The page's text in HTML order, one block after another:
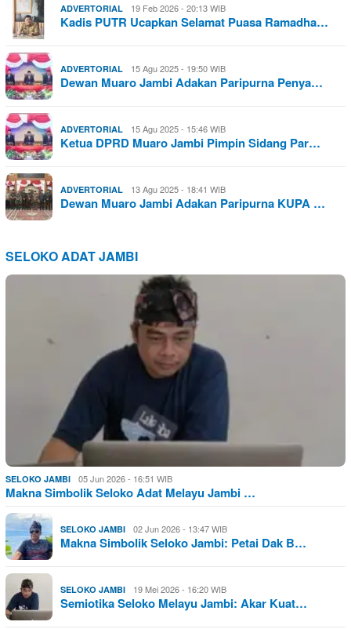
ADVERTORIAL 19 Feb 2026 - 20:13 WIB
Kadis PUTR Ucapkan Selamat Puasa Ramadha…
ADVERTORIAL 15 Agu 2025 - 19:50 WIB
Dewan Muaro Jambi Adakan Paripurna Penya…
ADVERTORIAL 15 Agu 2025 - 15:46 WIB
Ketua DPRD Muaro Jambi Pimpin Sidang Par…
ADVERTORIAL 13 Agu 2025 - 18:41 WIB
Dewan Muaro Jambi Adakan Paripurna KUPA …
SELOKO ADAT JAMBI
SELOKO JAMBI 05 Jun 2026 - 16:51 WIB
Makna Simbolik Seloko Adat Melayu Jambi …
SELOKO JAMBI 02 Jun 2026 - 13:47 WIB
Makna Simbolik Seloko Jambi: Petai Dak B…
SELOKO JAMBI 19 Mei 2026 - 16:20 WIB
Semiotika Seloko Melayu Jambi: Akar Kuat…